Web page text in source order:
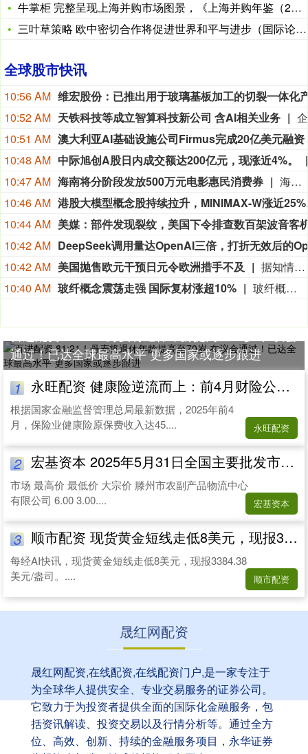
牛掌柜 完整呈现上海并购市场图景，《上海并购年鉴（2026）
三叶草策略 欧中密切合作将促进世界和平与进步（国际论坛）
全球股市快讯
10:56 AM
10:52 AM 天铁科技等成立智算科技新公司 含AI相关业务
10:51 AM
10:48 AM 中际旭创A股日内成交额达200亿元，现涨近4%。
10:47 AM 海南将分阶段发放500万元电影惠民消费券
海南“跟着电影去旅游”电影惠民促消费活动在今天正式启动。即日起，海南将分阶段发放500万元电影惠民消费券，覆盖上百家影院，市民和游客均可领取。本次电影消费券分两个阶段推进：第一阶段从8月7日至10月7日，覆盖暑期和国庆黄金周；第二阶段从11月1日至12月31日，覆盖第八届海南岛国际电影节展映活动。
10:46 AM
港股大
10:44 AM
10:42 AM
10:42 AM 美国抛售欧元干预日元令欧洲措手不及
据知情人士称，美国上周出人意料地对欧洲央行进行了历史性的货币干预，以帮助日本，直到抛售欧元买入日元后才通知法兰克福的同行。知情人士透露，一些欧洲央行高级官员认为，美国使用欧元而不是美元，是对西方货币当局之间长期合作惯例的史无前例的违反。此次操作旨在帮助日本支撑日元汇率，此前日元汇率跌至40年来的最低点。上周，东京方面通过抛售美元买入日元进入外汇市场。美国抛售欧元而不是抛售美元来帮助日本，这进一步表明华盛顿不希望看到干预导致美国国债遭到抛售，从而推高美国国债收益率。
10:40 AM 玻纤概念震荡走强 国际复材涨超10% 玻纤概念震荡走强，国际复材涨超10%，中国巨石、宏和科技、山东玻纤、中材科技跟涨。
通过！已达全球最高水平 更多国家或逐步跟进
1 永旺配资 健康险逆流而上：前4月财险公司增速达8.47%
根据国家金融监督管理总局最新数据，2025年前4
月，保险业健康险原保费收入达45....
永旺配资
2 宏基资本 2025年5月31日全国主要批发市场早春红玉瓜价格行情
市场 最高价 最低价 大宗价 滕州市农副产品物流中心
有限公司 6.00 3.00....
宏基资本
3 顺市配资 现货黄金短线走低8美元，现报3384.38美元/盎司
每经AI快讯，现货黄金短线走低8美元，现报3384.38
美元/盎司。....
顺市配资
晟红网配资
晟红网配资,在线配资,在线配资门户,是一家专注于
为全球华人提供安全、专业交易服务的证券公司。
它致力于为投资者提供全面的国际化金融服务，包
括资讯解读、投资交易以及行情分析等。通过全方
位、高效、创新、持续的金融服务项目，永华证券